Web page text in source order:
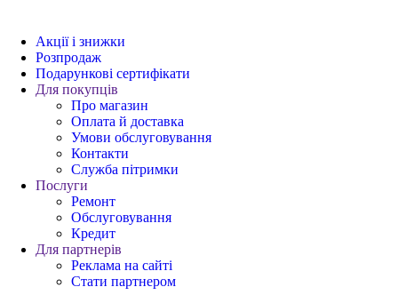
Акції і знижки
Розпродаж
Подарункові сертифікати
Для покупців
Про магазин
Оплата й доставка
Умови обслуговування
Контакти
Служба пітримки
Послуги
Ремонт
Обслуговування
Кредит
Для партнерів
Реклама на сайті
Стати партнером